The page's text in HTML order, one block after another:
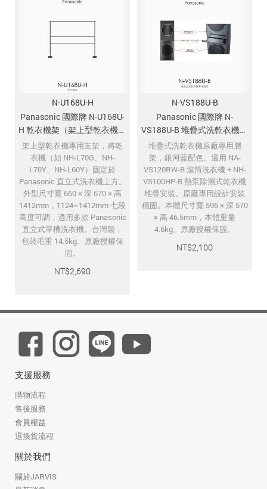
N-U168U-H
Panasonic 國際牌 N-U168U-
H 乾衣機架（架上型乾衣機專
用支架）
架上型乾衣機專用支架，將乾
衣機（如 NH-L70G、NH-
L70Y、NH-L60Y）固定於
Panasonic 直立式洗衣機上方。
外型尺寸寬 660 × 深 670 × 高
1412mm，1124~1412mm 七段
高度可調，適用多款 Panasonic
直立式單槽洗衣機。台灣製，
包裝毛重 14.5kg。原廠授權保
固。
NT$2,690
N-VS188U-B
Panasonic 國際牌 N-
VS188U-B 堆疊式洗乾衣機專
用層架 銀河藍
堆疊式洗乾衣機原廠專用層
架，銀河藍配色。適用 NA-
VS120RW-B 滾筒洗衣機 + NH-
VS100HP-B 熱泵除濕式乾衣機
堆疊安裝。原廠專用設計安裝
穩固。本體尺寸寬 596 × 深 570
× 高 46.5mm，本體重量
4.6kg。原廠授權保固。
NT$2,100
支援服務
購物流程
售後服務
會員權益
退換貨流程
關於我們
關於JARVIS